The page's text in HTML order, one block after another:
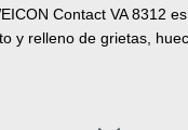
Contact VA 8312
y relleno de grietas,